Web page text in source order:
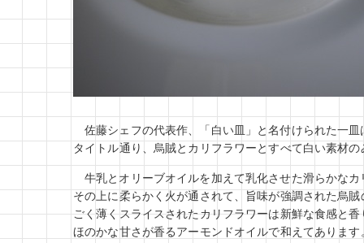
佐藤シェフの代表作、「白い皿」と名付けられた一皿
タイトル通り、烏賊とカリフラワーとすべて白い素材
牛乳とオリーブオイルを加えて乳化させた滑らかな
その上に柔らかく火が通されて、旨味が強調された烏賊
ごく薄くスライスされたカリフラワーは新鮮な食感と香
ほのかな甘さが香るアーモンドオイルで和えてあります